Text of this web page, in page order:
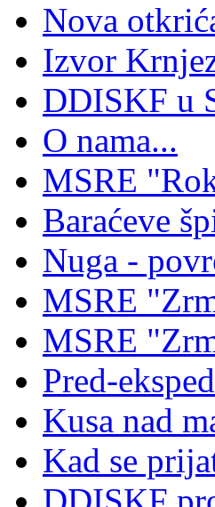
Nova
Izvor
DDISKF u
O nama...
MSRE
Baraćeve
Nuga -
MSRE
MSRE
Pred-
Kusa nad
Kad se